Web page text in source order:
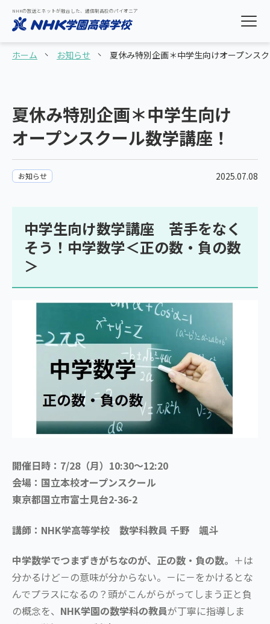
NHKの放送とネットが融合した、通信制高校のパイオニア
ホーム お知らせ 夏休み特別企画＊中学生向けオープンス
夏休み特別企画＊中学生向け
オープンスクール数学講座！
お知らせ 2025.07.08
中学生向け数学講座 苦手をなく
そう！中学数学＜正の数・負の数
＞
開催日時：7/28（月）10:30～12:20
会場：国立本校オープンスクール
東京都国立市富士見台2-36-2
講師：NHK学高等学校 数学科教員 千野 颯斗
中学数学でつまずきがちなのが、正の数・負の数。 ＋は
分かるけど－の意味が分からない。－に－をかけるとな
んでプラスになるの？頭がこんがらがってしまう正と負
の概念を、 NHK学園の数学科の教員が丁寧に指導しま